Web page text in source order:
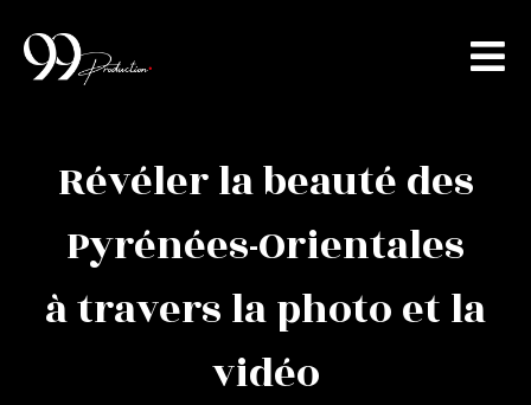
Révéler la beauté des
Pyrénées-Orientales
à travers la photo et la
vidéo